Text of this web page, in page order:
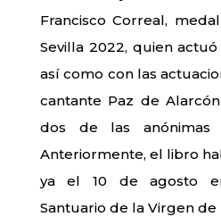
Francisco Correal,
Sevilla 2022, quien
así como con las
cantante Paz de
dos de las anónimas
Anteriormente, el libro
ya el 10 de agosto
Santuario de la Virgen de